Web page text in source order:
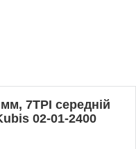
7TPI середній
02-01-2400